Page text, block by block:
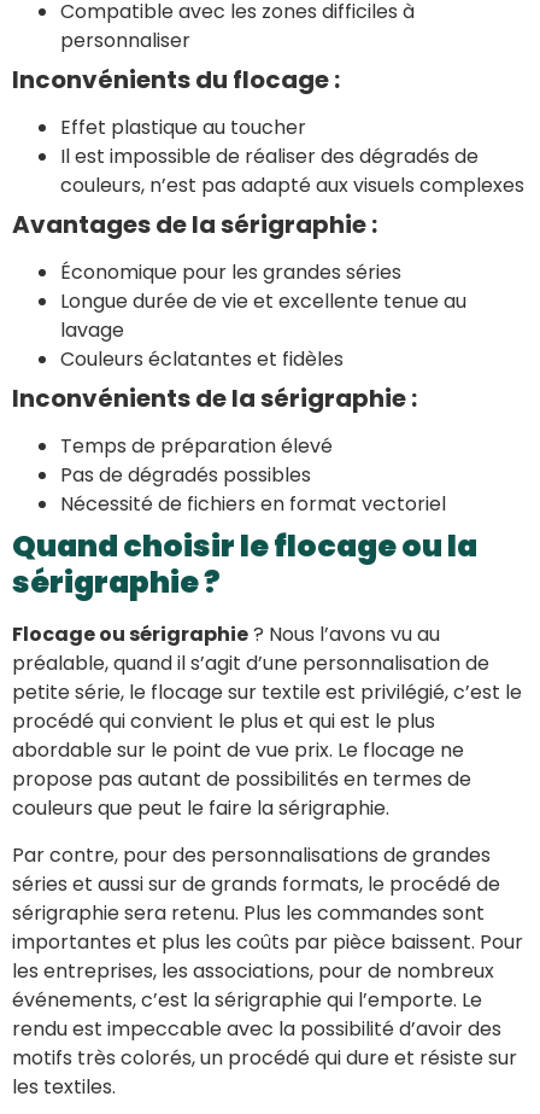
Compatible avec les zones difficiles à
personnaliser
Inconvénients du flocage :
Effet plastique au toucher
Il est impossible de réaliser des dégradés de
couleurs, n’est pas adapté aux visuels complexes
Avantages de la sérigraphie :
Économique pour les grandes séries
Longue durée de vie et excellente tenue au
lavage
Couleurs éclatantes et fidèles
Inconvénients de la sérigraphie :
Temps de préparation élevé
Pas de dégradés possibles
Nécessité de fichiers en format vectoriel
Quand choisir le flocage ou la
sérigraphie ?
Flocage ou sérigraphie? Nous l’avons vu au
préalable, quand il s’agit d’une personnalisation de
petite série, le flocage sur textile est privilégié, c’est le
procédé qui convient le plus et qui est le plus
abordable sur le point de vue prix. Le flocage ne
propose pas autant de possibilités en termes de
couleurs que peut le faire la sérigraphie.
Par contre, pour des personnalisations de grandes
séries et aussi sur de grands formats, le procédé de
sérigraphie sera retenu. Plus les commandes sont
importantes et plus les coûts par pièce baissent. Pour
les entreprises, les associations, pour de nombreux
événements, c’est la sérigraphie qui l’emporte. Le
rendu est impeccable avec la possibilité d’avoir des
motifs très colorés, un procédé qui dure et résiste sur
les textiles.